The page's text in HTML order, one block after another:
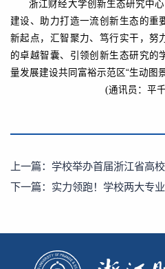
浙江财经大学创新生态研究中
建设、助力打造一流创新生态的重
新起点，汇智聚力、笃行实干，努
的卓越智囊、引领创新生态研究的
量发展建设共同富裕示范区“生动图
(通讯员：平
上一篇： 学校举办首届浙江省高
下一篇： 实力领跑！学校两大专业稳